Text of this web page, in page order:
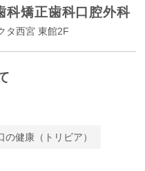
科矯正歯科口腔外科
タ西宮 東館2F
の健康（トリビア）